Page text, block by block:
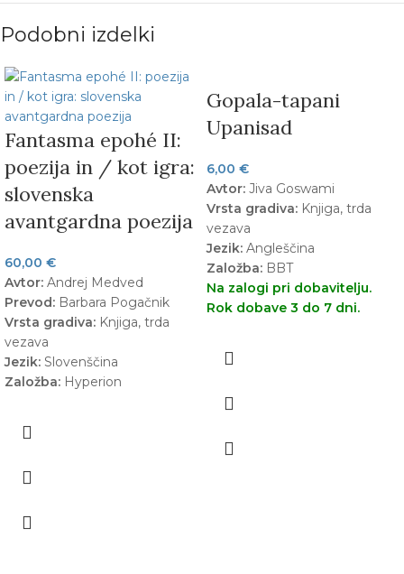
Podobni izdelki
Fantasma epohé II:
poezija in / kot igra:
slovenska
avantgardna poezija
60,00 €
Avtor: Andrej Medved
Prevod: Barbara Pogačnik
Vrsta gradiva: Knjiga, trda
vezava
Jezik: Slovenščina
Založba: Hyperion
Gopala-tapani
Upanisad
6,00 €
Avtor: Jiva Goswami
Vrsta gradiva: Knjiga, trda
vezava
Jezik: Angleščina
Založba: BBT
Na zalogi pri dobavitelju.
Rok dobave 3 do 7 dni.